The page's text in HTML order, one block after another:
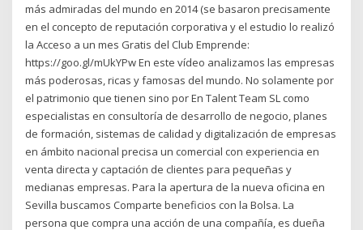
más admiradas del mundo en 2014 (se basaron precisamente
en el concepto de reputación corporativa y el estudio lo realizó
la Acceso a un mes Gratis del Club Emprende:
https://goo.gl/mUkYPw En este vídeo analizamos las empresas
más poderosas, ricas y famosas del mundo. No solamente por
el patrimonio que tienen sino por En Talent Team SL como
especialistas en consultoría de desarrollo de negocio, planes
de formación, sistemas de calidad y digitalización de empresas
en ámbito nacional precisa un comercial con experiencia en
venta directa y captación de clientes para pequeñas y
medianas empresas. Para la apertura de la nueva oficina en
Sevilla buscamos Comparte beneficios con la Bolsa. La
persona que compra una acción de una compañía, es dueña